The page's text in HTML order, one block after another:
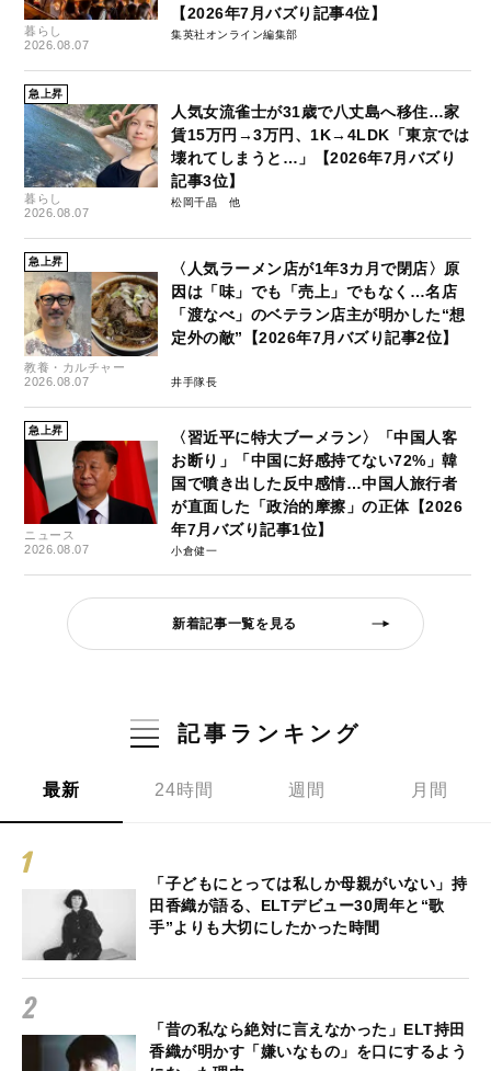
暮らし
2026.08.07
【2026年7月バズり記事4位】
集英社オンライン編集部
急上昇
暮らし
2026.08.07
人気女流雀士が31歳で八丈島へ移住…家
賃15万円→3万円、1K→4LDK「東京では
壊れてしまうと…」【2026年7月バズり
記事3位】
松岡千晶
急上昇
教養・カルチャー
2026.08.07
〈人気ラーメン店が1年3カ月で閉店〉原
因は「味」でも「売上」でもなく…名店
「渡なべ」のベテラン店主が明かした“想
定外の敵”【2026年7月バズり記事2位】
井手隊長
急上昇
ニュース
2026.08.07
〈習近平に特大ブーメラン〉「中国人客
お断り」「中国に好感持てない72%」韓
国で噴き出した反中感情…中国人旅行者
が直面した「政治的摩擦」の正体【2026
年7月バズり記事1位】
小倉健一
新着記事一覧を見る
記事ランキング
最新 24時間 週間 月間
「子どもにとっては私しか母親がいない」持
田香織が語る、ELTデビュー30周年と“歌
手”よりも大切にしたかった時間
「昔の私なら絶対に言えなかった」ELT持田
香織が明かす「嫌いなもの」を口にするよう